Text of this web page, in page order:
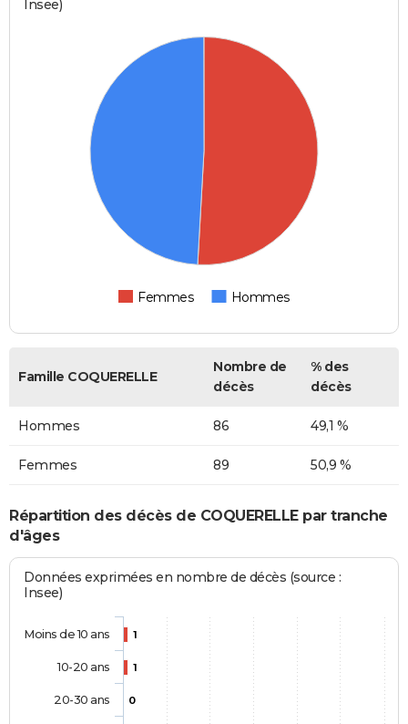
Insee)
Femmes Hommes
Famille COQUERELLE
Nombre de
décès
% des
décès
Hommes 86 49,1 %
Femmes 89 50,9 %
Répartition des décès de COQUERELLE par tranche
d'âges
Données exprimées en nombre de décès (source :
Insee)
1
1
0
Moins de 10 ans
10-20 ans
20-30 ans